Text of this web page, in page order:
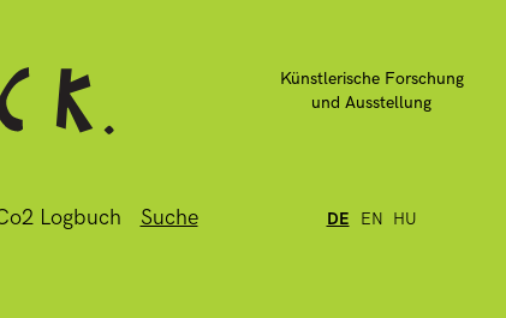
Künstlerische Forschung
und Ausstellung
Logbuch Suche DE EN HU